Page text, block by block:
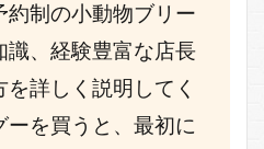
約制の小動物ブリー
識、経験豊富な店長
を詳しく説明してく
ーを買うと、最初に